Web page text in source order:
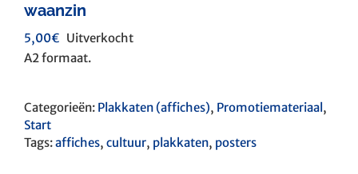
waanzin
5,00€ Uitverkocht
A2 formaat.
Categorieën: Plakkaten (affiches), Promotiemateriaal,
Start
Tags:affiches, cultuur, plakkaten, posters